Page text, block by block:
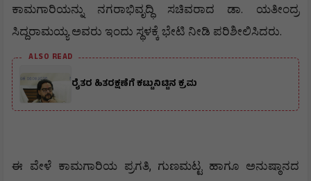
ಕಾಮಗಾರಿಯನ್ನು
ನಗರಾಭಿವೃದ್ಧಿ ಸಚಿವರಾದ ಡಾ.
ಯತೀಂದ್ರ
ಸಿದ್ದರಾಮಯ್ಯ ಅವರು ಇಂದು ಸ್ಥಳಕ್ಕೆ ಭೇಟಿ ನೀಡಿ ಪರಿಶೀಲಿಸಿದರು.
ALSO READ
ರೈತರ ಹಿತರಕ್ಷಣೆಗೆ ಕಟ್ಟುನಿಟ್ಟಿನ ಕ್ರಮ
ಈ ವೇಳೆ ಕಾಮಗಾರಿಯ ಪ್ರಗತಿ, ಗುಣಮಟ್ಟ ಹಾಗೂ ಅನುಷ್ಠಾನದ